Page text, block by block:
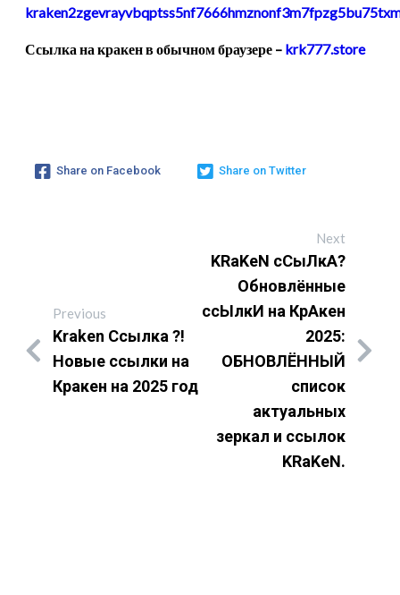
Ссылка на кракен в обычном браузере – krk777.store
Share on Facebook Share on Twitter
Previous
Kraken Ссылка ?!
Новые ссылки на
Кракен на 2025 год
Next
KRaKeN сСыЛкА?
Обновлённые
ссЫлкИ на КрАкен
2025:
ОБНОВЛЁННЫЙ
список
актуальных
зеркал и ссылок
KRaKeN.